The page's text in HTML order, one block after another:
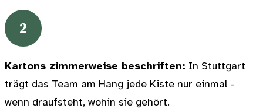
2
Kartons zimmerweise beschriften: In Stuttgart
trägt das Team am Hang jede Kiste nur einmal -
wenn draufsteht, wohin sie gehört.